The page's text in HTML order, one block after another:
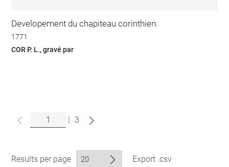
Developement du chapiteau corinthien.
1771
COR P. L., gravé par
3
Results per page Export .csv